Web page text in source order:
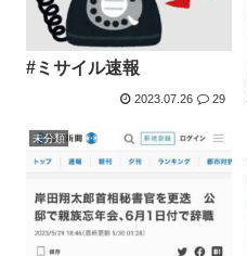
#ミサイル速報
2023.07.26 29
未分類